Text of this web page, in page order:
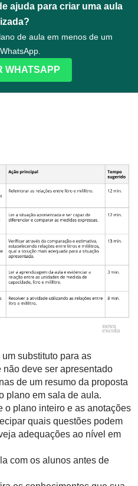
ajuda para criar uma aula
de aula em menos de um
WHATSAPP
substituto para as
deve ser apresentado
de um resumo da proposta
plano em sala de aula.
o plano inteiro e as anotações
quais questões podem
adequações ao nível em
com os alunos antes de